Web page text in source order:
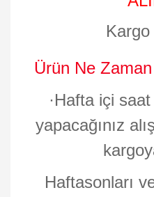
Ürün Ne
·Hafta içi
yapacağınız
Haftasonları